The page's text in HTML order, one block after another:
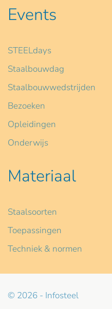
Events
STEELdays
Staalbouwdag
Staalbouwwedstrijden
Bezoeken
Opleidingen
Onderwijs
Materiaal
Staalsoorten
Toepassingen
Techniek & normen
© 2026 - Infosteel